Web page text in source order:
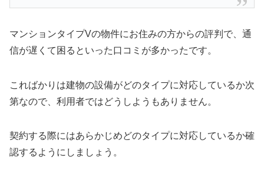
マンションタイプVの物件にお住みの方からの評判で、通
信が遅くて困るといった口コミが多かったです。
こればかりは建物の設備がどのタイプに対応しているか次
第なので、利用者ではどうしようもありません。
契約する際にはあらかじめどのタイプに対応しているか確
認するようにしましょう。